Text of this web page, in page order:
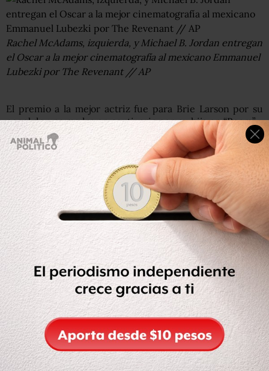
Rachel McAdams, izquierda, y Michael B. Jordan entregan
el Oscar a la mejor cinematografía al mexicano Emmanuel
Lubezki por The Revenant // AP
El premio a la mejor actriz fue para Brie Larson por su
papel de una madre en cautiverio con su hijo en “Room”.
Alicia Vikander se llevó el honor a la mejor actriz de
reparto por “The Danish Girl” y Mark Rylance ganó la
categoría homónima masculina por “Bridge of Spies”. Este
premio resultó sorpresivo; muchos anticipaban una
victoria para Sylvester Stallone por su repetición del
emblemático Rocky Balboa en “Creed”.
Por primera vez una producción chilena recibió un
Premio de la Academia: el cortometraje animado del
debutante Gabriel Osorio “Historia de un oso”. El
galardón a la mejor cinta animada fue, como se
anticipaba, para “Inside Out”.
El premio a la mejor película en lengua extranjera fue
para el drama del Holocausto “El hijo de Saúl”, de Hungría.
Colombia figuraba por primera vez en este apartado con
“El abrazo de la serpiente” de Ciro Guerra.